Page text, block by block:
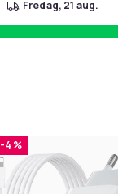
fredag, 21 aug.
-4 %